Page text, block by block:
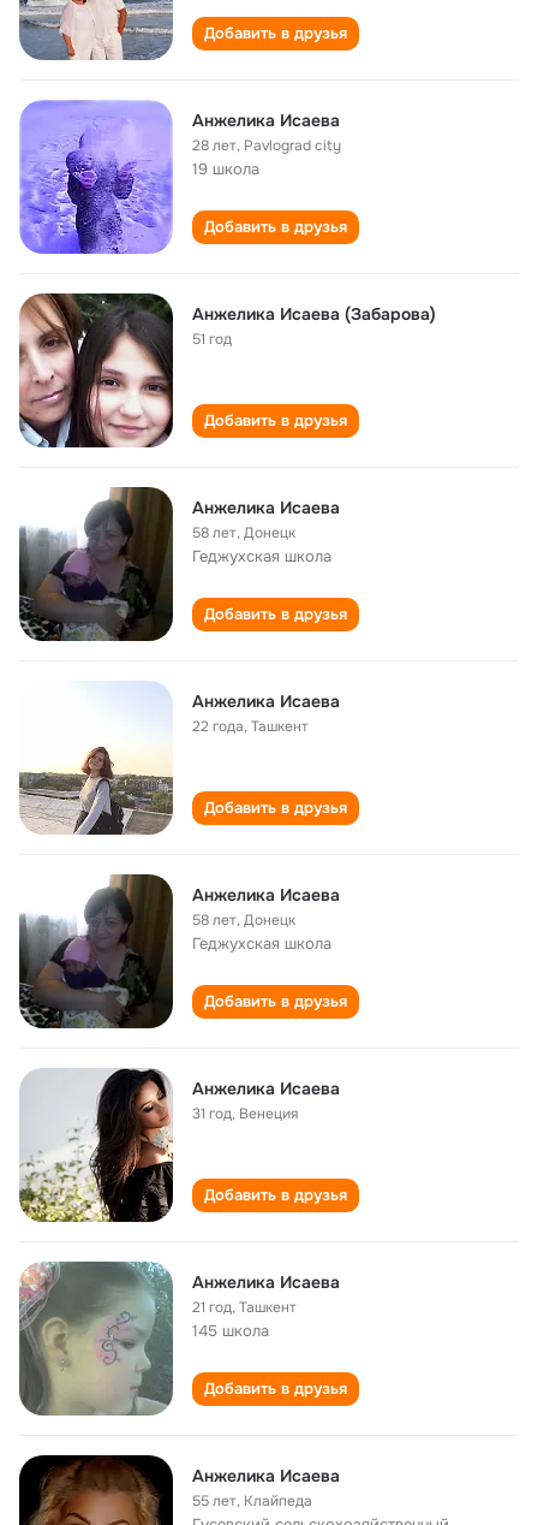
Добавить в друзья
Анжелика Исаева
28 лет, Pavlograd city
19 школа
Добавить в друзья
Анжелика Исаева (Забарова)
51 год
Добавить в друзья
Анжелика Исаева
58 лет,Донецк
Геджухская школа
Добавить в друзья
Анжелика Исаева
22 года,Ташкент
Добавить в друзья
Анжелика Исаева
58 лет,Донецк
Геджухская школа
Добавить в друзья
Анжелика Исаева
31 год, Венеция
Добавить в друзья
Анжелика Исаева
21 год,Ташкент
145 школа
Добавить в друзья
Анжелика Исаева
55 лет, Клайпеда